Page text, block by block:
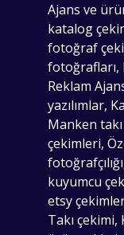
Ajans ve
katalog
fotoğraf
fotoğrafları,
Reklam
yazılımlar,
Manken takı
çekimleri,
kuyumcu
etsy
Takı